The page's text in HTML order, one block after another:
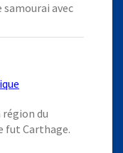
avec
du
fut Carthage.